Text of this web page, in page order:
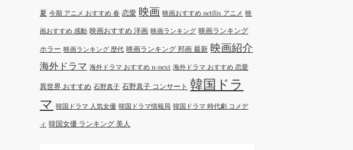
夏 今期 アニメ おすすめ 春 恋愛 映画 映画おすすめ netflix アニメ 映
画おすすめ 感動 映画おすすめ 洋画 映画ランキング 映画ランキング
ホラー 映画ランキング 歴代 映画ランキング 邦画 最新 映画紹介
海外ドラマ 海外ドラマ おすすめ u-next 海外ドラマ おすすめ 恋愛
異世界 おすすめ 石野真子 石野真子 コンサート 韓国ドラ
マ 韓国ドラマ 人気女優 韓国ドラマ情報局 韓国ドラマ 時代劇 コメデ
ィ 韓国女優 ランキング 美人